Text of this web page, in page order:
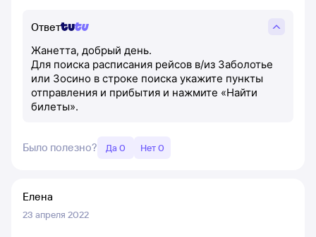
Ответ
Жанетта, добрый день.
Для поиска расписания рейсов в/из Заболотье
или Зосино в строке поиска укажите пункты
отправления и прибытия и нажмите «Найти
билеты».
Было полезно? Да 0 Нет 0
Елена
23 апреля 2022